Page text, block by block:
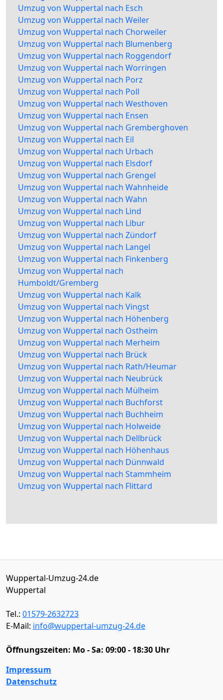
Umzug von Wuppertal nach Esch
Umzug von Wuppertal nach Weiler
Umzug von Wuppertal nach Chorweiler
Umzug von Wuppertal nach Blumenberg
Umzug von Wuppertal nach Roggendorf
Umzug von Wuppertal nach Worringen
Umzug von Wuppertal nach Porz
Umzug von Wuppertal nach Poll
Umzug von Wuppertal nach Westhoven
Umzug von Wuppertal nach Ensen
Umzug von Wuppertal nach Gremberghoven
Umzug von Wuppertal nach Eil
Umzug von Wuppertal nach Urbach
Umzug von Wuppertal nach Elsdorf
Umzug von Wuppertal nach Grengel
Umzug von Wuppertal nach Wahnheide
Umzug von Wuppertal nach Wahn
Umzug von Wuppertal nach Lind
Umzug von Wuppertal nach Libur
Umzug von Wuppertal nach Zündorf
Umzug von Wuppertal nach Langel
Umzug von Wuppertal nach Finkenberg
Umzug von Wuppertal nach
Humboldt/Gremberg
Umzug von Wuppertal nach Kalk
Umzug von Wuppertal nach Vingst
Umzug von Wuppertal nach Höhenberg
Umzug von Wuppertal nach Ostheim
Umzug von Wuppertal nach Merheim
Umzug von Wuppertal nach Brück
Umzug von Wuppertal nach Rath/Heumar
Umzug von Wuppertal nach Neubrück
Umzug von Wuppertal nach Mülheim
Umzug von Wuppertal nach Buchforst
Umzug von Wuppertal nach Buchheim
Umzug von Wuppertal nach Holweide
Umzug von Wuppertal nach Dellbrück
Umzug von Wuppertal nach Höhenhaus
Umzug von Wuppertal nach Dünnwald
Umzug von Wuppertal nach Stammheim
Umzug von Wuppertal nach Flittard
Wuppertal-Umzug-24.de
Wuppertal
Tel.: 01579-2632723
E-Mail: info@wuppertal-umzug-24.de
Öffnungszeiten: Mo - Sa: 09:00 - 18:30 Uhr
Impressum
Datenschutz